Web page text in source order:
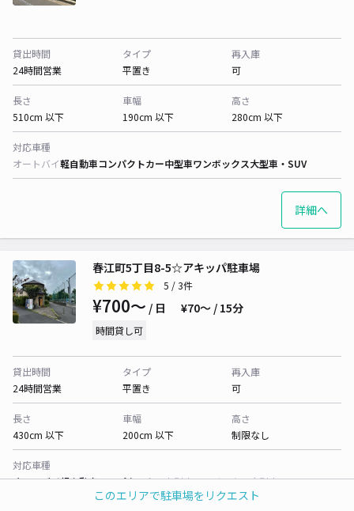
このエリアで駐車場をリクエスト
貸出時間
24時間営業
タイプ
平置き
再入庫
可
長さ
510cm 以下
車幅
190cm 以下
高さ
280cm 以下
対応車種
オートバイ軽自動車コンパクトカー中型車ワンボックス大型車・SUV
詳細へ
春江町5丁目8-5☆アキッパ駐車場
5 / 3件
¥700〜 / 日 ¥70〜 / 15分
時間貸し可
貸出時間
24時間営業
タイプ
平置き
再入庫
可
長さ
430cm 以下
車幅
200cm 以下
高さ
制限なし
対応車種
オートバイ軽自動車コンパクトカー中型車ワンボックス大型車・SUV